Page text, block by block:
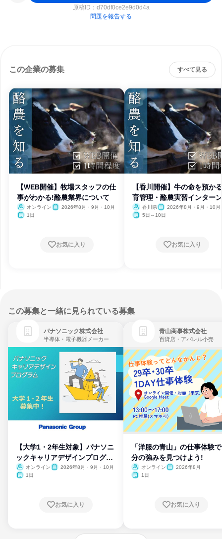
原稿ID： d70df0ce2e9d0d4a
問題を報告する
この企業の募集 すべて見る
【WEB開催】牧場スタッフの仕
事がわかる!酪農業界について
オンライン
2026年8月・9月・10月
1日
お気に入り
【香川開催】牛の命を預か
育管理・酪農実習インター
ップ香川県
2026年8月・9月・10月
5日～10日
お気に入り
この募集と一緒に見られている募集
パナソニック株式会社
半導体・電子機器メーカー
【大学1・2年生対象】パナソニ
ックキャリアデザインプログラ
ム
オンライン
2026年8月・9月・10月
1日
お気に入り
青山商事株式会社
百貨店・アパレル小売
「洋服の青山」の仕事体験
分の強みを見つけよう!
オンライン
2026年8月
1日
お気に入り